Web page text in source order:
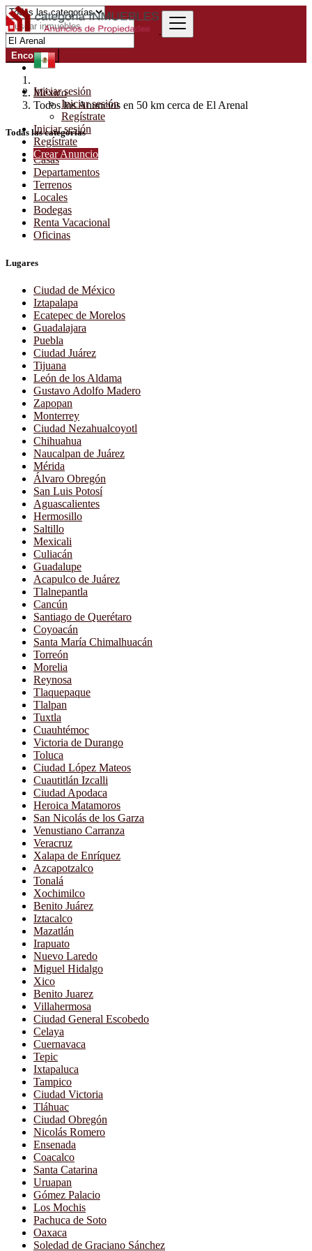
Iniciar sesión
Iniciar sesión
Regístrate
Iniciar sesión
Regístrate
Crear Anuncio
Encontrar
México
Todos los Anuncios en 50 km cerca de El Arenal
Todas las categorías
Casas
Departamentos
Terrenos
Locales
Bodegas
Renta Vacacional
Oficinas
Lugares
Ciudad de México
Iztapalapa
Ecatepec de Morelos
Guadalajara
Puebla
Ciudad Juárez
Tijuana
León de los Aldama
Gustavo Adolfo Madero
Zapopan
Monterrey
Ciudad Nezahualcoyotl
Chihuahua
Naucalpan de Juárez
Mérida
Álvaro Obregón
San Luis Potosí
Aguascalientes
Hermosillo
Saltillo
Mexicali
Culiacán
Guadalupe
Acapulco de Juárez
Tlalnepantla
Cancún
Santiago de Querétaro
Coyoacán
Santa María Chimalhuacán
Torreón
Morelia
Reynosa
Tlaquepaque
Tlalpan
Tuxtla
Cuauhtémoc
Victoria de Durango
Toluca
Ciudad López Mateos
Cuautitlán Izcalli
Ciudad Apodaca
Heroica Matamoros
San Nicolás de los Garza
Venustiano Carranza
Veracruz
Xalapa de Enríquez
Azcapotzalco
Tonalá
Xochimilco
Benito Juárez
Iztacalco
Mazatlán
Irapuato
Nuevo Laredo
Miguel Hidalgo
Xico
Benito Juarez
Villahermosa
Ciudad General Escobedo
Celaya
Cuernavaca
Tepic
Ixtapaluca
Tampico
Ciudad Victoria
Tláhuac
Ciudad Obregón
Nicolás Romero
Ensenada
Coacalco
Santa Catarina
Uruapan
Gómez Palacio
Los Mochis
Pachuca de Soto
Oaxaca
Soledad de Graciano Sánchez